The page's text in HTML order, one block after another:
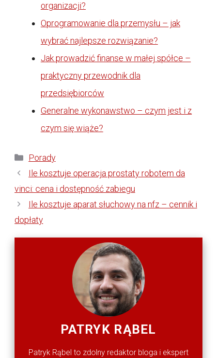
organizacji?
Oprogramowanie dla przemysłu – jak
wybrać najlepsze rozwiązanie?
Jak prowadzić finanse w małej spółce –
praktyczny przewodnik dla
przedsiębiorców
Generalne wykonawstwo – czym jest i z
czym się wiąże?
Kategorie
Porady
Ile kosztuje operacja prostaty robotem da
vinci: cena i dostępność zabiegu
Ile kosztuje aparat słuchowy na nfz – cennik i
dopłaty
PATRYK RĄBEL
Patryk Rąbel to zdolny redaktor bloga i ekspert